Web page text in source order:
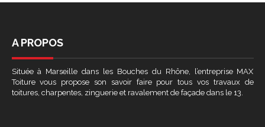
A PROPOS
Située à Marseille dans les Bouches du Rhône, l’entreprise MAX
Toiture vous propose son savoir faire pour tous vos travaux de
toitures, charpentes, zinguerie et ravalement de façade dans le 13.